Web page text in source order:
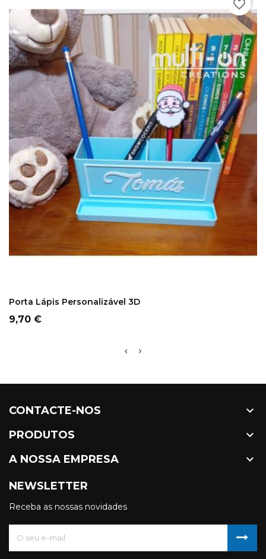
Porta Lápis Personalizável 3D
Preço
9,70 €
favorite_border
CONTACTE-NOS 
PRODUTOS 
A NOSSA EMPRESA 
NEWSLETTER
Receba as nossas novidades